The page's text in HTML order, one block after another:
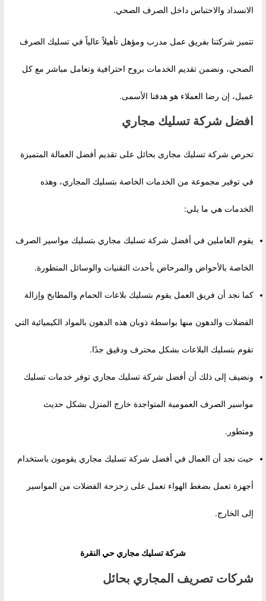
الانسداد والاحتباس داخل الصرف الصحي.
تتميز شركتنا بفريق عمل مدرب ومؤهل تأهيلاً عالياً في تسليك الصرف
الصحي، ونضمن تقديم الخدمات بروح احترافية وتعامل مباشر مع كل
عميل، إن رضا العملاء هو هدفنا الأسمى.
افضل شركة تسليك مجاري
تحرص شركة تسليك مجارى بحائل على تقديم أفضل العمالة المتميزة
في توفير مجموعة من الخدمات الخاصة بتسليك المجاري، وهذه
الخدمات هي ما يلي:
يقوم العاملين في أفضل شركة تسليك مجاري بتسليك مواسير الصرف
الخاصة بالأحواض والمرحاض بأحدث التقنيات والوسائل المتطورة.
كما نجد أن فريق العمل يقوم بتسليك بلاعات الحمام والمطابخ وإزالة
الفضلات والدهون منها بواسطة ذوبان هذه الدهون بالمواد الكيميائية التي
تقوم بتسليك البلاعات بشكل محترف ودقيق جدًا.
ونضيف إلى ذلك أن أفضل شركة تسليك مجاري توفر خدمات تسليك
مواسير الصرف العمومية المتواجدة خارج المنزل بشكل حديث
ومتطور.
حيث نجد أن العمال في أفضل شركة تسليك مجاري يقومون باستخدام
أجهزة تعمل بضغط الهواء تعمل على زحزحة الفضلات من المواسير
إلى الخارج.
شركة تسليك مجاري حي النقرة
شركات تصريف المجاري بحائل